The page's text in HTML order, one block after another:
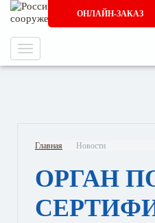
ОНЛАЙН-ЗАКАЗ
Главная Новости
ОРГАН